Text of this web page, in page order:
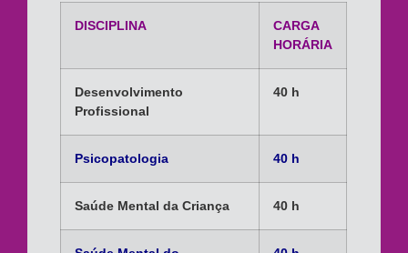
DISCIPLINA
CARGA
HORÁRIA
Desenvolvimento
Profissional
40 h
Psicopatologia 40 h
Saúde Mental da Criança 40 h